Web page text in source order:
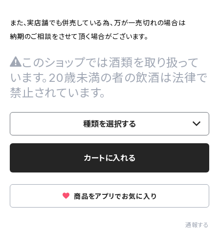
また、実店舗でも併売している為、万が一売切れの場合は
納期のご相談をさせて頂く場合がございます。
このショップでは酒類を取り扱って
います。20歳未満の者の飲酒は法律で
禁止されています。
種類を選択する
カートに入れる
商品をアプリでお気に入り
通報する